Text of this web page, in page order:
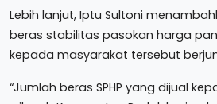
Lebih lanjut, Iptu Sultoni
beras stabilitas pasokan harga
kepada masyarakat tersebut
“Jumlah beras SPHP yang dijual